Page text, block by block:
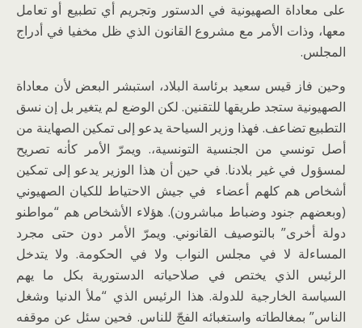
على معاداة الصهيونية في الدستور وتجريم أي تطبيع أو تعامل
معها، وذات الأمر مع مشروع القانون الذي ظل مخفيا في أدراج
المجلس.
وحين فاز قيس سعيد برئاسة البلاد، استبشر البعض لأن معاداة
الصهيونية ستجد طريقها للتقنين. لكن الوضع لم يتغير بل إن نسق
التطبيع تضاعف. فهذا وزير السياحة يدعو إلى تمكين الصهاينة من
أصل تونسي من الجنسية التونسية،. ويمرّ الأمر كأنه تصريح
لمسؤول في غير بلادنا. في حين أن هذا الوزير يدعو إلى تمكين
أشخاص هم كلهم أعضاء في جيش الاحتياط للكيان الصهيوني
(وبعضهم جنود وضباط مباشرون). هؤلاء الأشخاص هم “مواطنو
دولة أخرى” بالتوصيف القانوني. ويمرّ الأمر دون حتى مجرد
المساءلة لا في مجلس النواب ولا في الحكومة. ولا يتدخل
الرئيس الذي يختص في صلاحياته الدستورية بكل ما يهم
السياسة الخارجية للدولة. هذا الرئيس الذي “ملأ الدنيا وشغل
الناس” بمغالطاته واستغبائه الفجّ للناس. فحين سئل عن موقفه